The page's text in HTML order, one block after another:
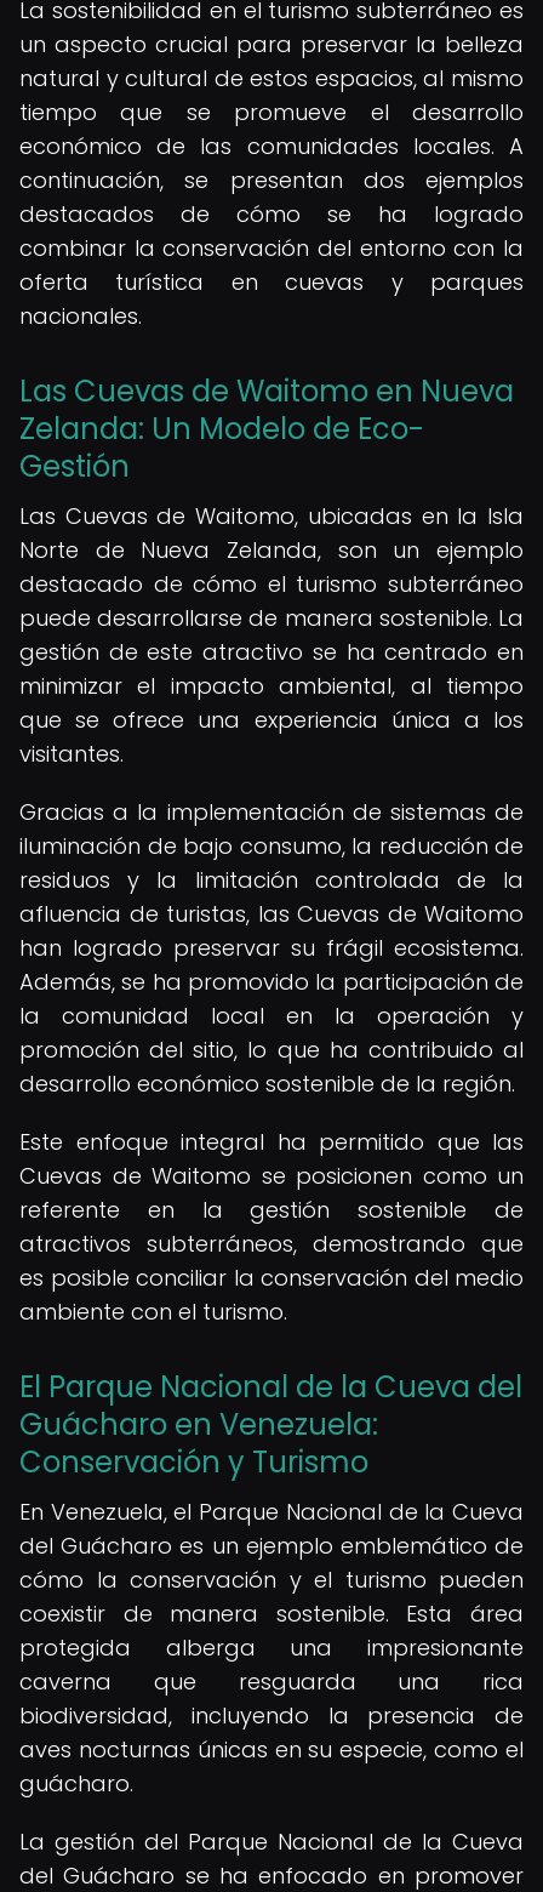
La sostenibilidad en el turismo subterráneo es
un aspecto crucial para preservar la belleza
natural y cultural de estos espacios, al mismo
tiempo que se promueve el desarrollo
económico de las comunidades locales. A
continuación, se presentan dos ejemplos
destacados de cómo se ha logrado
combinar la conservación del entorno con la
oferta turística en cuevas y parques
nacionales.
Las Cuevas de Waitomo en Nueva
Zelanda: Un Modelo de Eco-
Gestión
Las Cuevas de Waitomo, ubicadas en la Isla
Norte de Nueva Zelanda, son un ejemplo
destacado de cómo el turismo subterráneo
puede desarrollarse de manera sostenible. La
gestión de este atractivo se ha centrado en
minimizar el impacto ambiental, al tiempo
que se ofrece una experiencia única a los
visitantes.
Gracias a la implementación de sistemas de
iluminación de bajo consumo, la reducción de
residuos y la limitación controlada de la
afluencia de turistas, las Cuevas de Waitomo
han logrado preservar su frágil ecosistema.
Además, se ha promovido la participación de
la comunidad local en la operación y
promoción del sitio, lo que ha contribuido al
desarrollo económico sostenible de la región.
Este enfoque integral ha permitido que las
Cuevas de Waitomo se posicionen como un
referente en la gestión sostenible de
atractivos subterráneos, demostrando que
es posible conciliar la conservación del medio
ambiente con el turismo.
El Parque Nacional de la Cueva del
Guácharo en Venezuela:
Conservación y Turismo
En Venezuela, el Parque Nacional de la Cueva
del Guácharo es un ejemplo emblemático de
cómo la conservación y el turismo pueden
coexistir de manera sostenible. Esta área
protegida alberga una impresionante
caverna que resguarda una rica
biodiversidad, incluyendo la presencia de
aves nocturnas únicas en su especie, como el
guácharo.
La gestión del Parque Nacional de la Cueva
del Guácharo se ha enfocado en promover